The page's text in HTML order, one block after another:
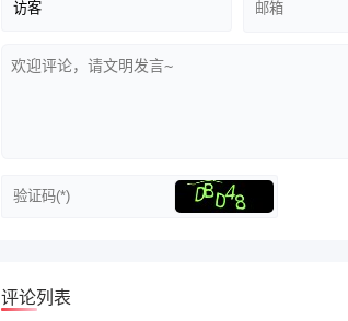
评论列表